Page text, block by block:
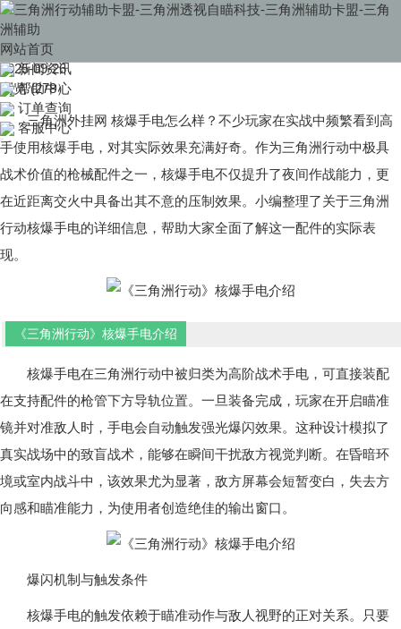
网站首页
新闻资讯
帮助中心
订单查询
客服中心
当前位置：首页>>帮助中心
三角洲外挂网 核爆手电介绍
三角洲外挂网 核爆手电介绍
2025-09-26
浏览 (278）
三角洲外挂网 核爆手电怎么样？不少玩家在实战中频繁看到高
手使用核爆手电，对其实际效果充满好奇。作为三角洲行动中极具
战术价值的枪械配件之一，核爆手电不仅提升了夜间作战能力，更
在近距离交火中具备出其不意的压制效果。小编整理了关于三角洲
行动核爆手电的详细信息，帮助大家全面了解这一配件的实际表
现。
《三角洲行动》核爆手电介绍
核爆手电在三角洲行动中被归类为高阶战术手电，可直接装配
在支持配件的枪管下方导轨位置。一旦装备完成，玩家在开启瞄准
镜并对准敌人时，手电会自动触发强光爆闪效果。这种设计模拟了
真实战场中的致盲战术，能够在瞬间干扰敌方视觉判断。在昏暗环
境或室内战斗中，该效果尤为显著，敌方屏幕会短暂变白，失去方
向感和瞄准能力，为使用者创造绝佳的输出窗口。
爆闪机制与触发条件
核爆手电的触发依赖于瞄准动作与敌人视野的正对关系。只要